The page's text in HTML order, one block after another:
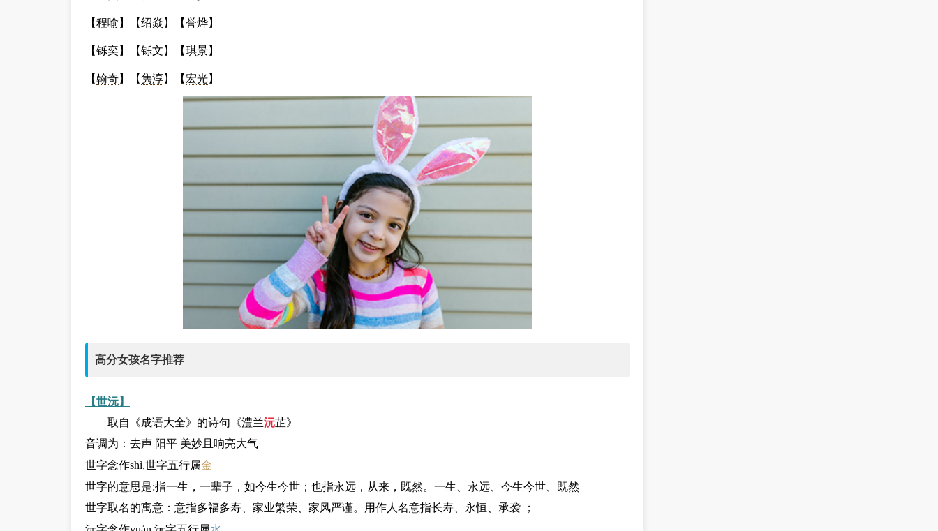
【程喻 】【绍焱 】【誉烨】
【铄奕 】【铄文 】【琪景】
【翰奇】【隽淳】【 宏光】
高分女孩名字推荐
【世沅】
——取自《成语大全》的诗句《澧兰沅芷》
音调为：去声 阳平 美妙且响亮大气
世字念作shì,世字五行属金
世字的意思是:指一生，一辈子，如今生今世；也指永远，从来，既然。一生、永远、今生今世、既然
世字取名的寓意：意指多福多寿、家业繁荣、家风严谨。用作人名意指长寿、永恒、承袭 ；